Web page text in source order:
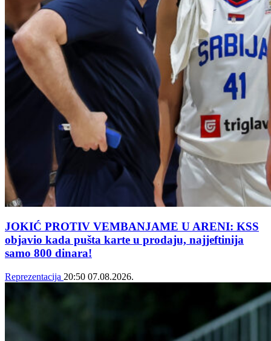
JOKIĆ PROTIV VEMBANJAME U ARENI: KSS
objavio kada pušta karte u prodaju, najjeftinija
samo 800 dinara!
Reprezentacija 20:50 07.08.2026.